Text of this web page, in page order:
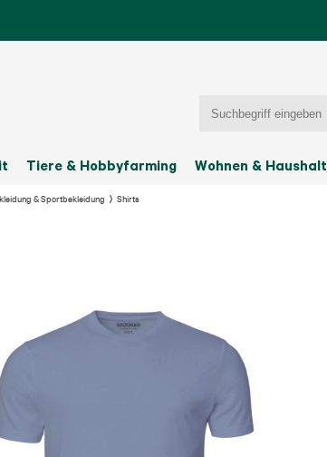
Tiere & Hobbyfarming Wohnen & Haushalt
& Sportbekleidung Shirts